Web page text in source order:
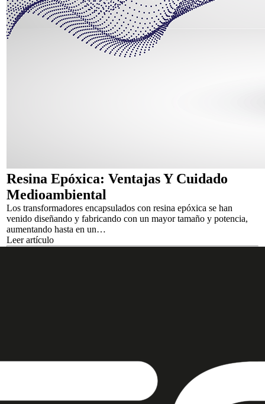
Resina Epóxica: Ventajas Y Cuidado
Medioambiental
Los transformadores encapsulados con resina epóxica se han
venido diseñando y fabricando con un mayor tamaño y potencia,
aumentando hasta en un…
Leer artículo